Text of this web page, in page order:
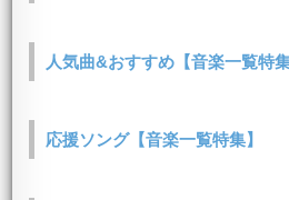
人気曲&おすすめ【音楽一覧特集
応援ソング【音楽一覧特集】